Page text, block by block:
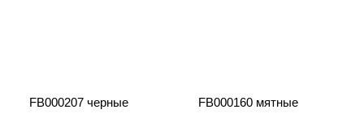
FB000207 черные FB000160 мятные